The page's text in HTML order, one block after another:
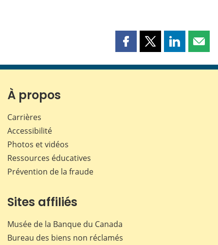
Partager
page
Partager
page
Partager
page page
À propos
Carrières
Accessibilité
Photos et vidéos
Ressources éducatives
Prévention de la fraude
Sites affiliés
Musée de la Banque du Canada
Bureau des biens non réclamés